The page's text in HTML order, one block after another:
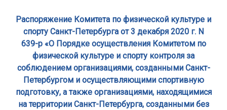
Распоряжение Комитета по физической культуре и
спорту Санкт-Петербурга от 3 декабря 2020 г. N
639-р «О Порядке осуществления Комитетом по
физической культуре и спорту контроля за
соблюдением организациями, созданными Санкт-
Петербургом и осуществляющими спортивную
подготовку, а также организациями, находящимися
на территории Санкт-Петербурга, созданными без